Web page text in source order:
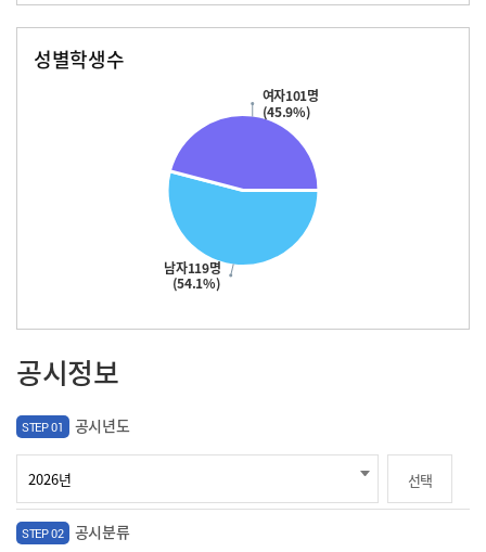
성별학생수
남자119명
(54.1%)
여자101명
(45.9%)
공시정보
STEP 01 공시년도
선택
STEP 02 공시분류